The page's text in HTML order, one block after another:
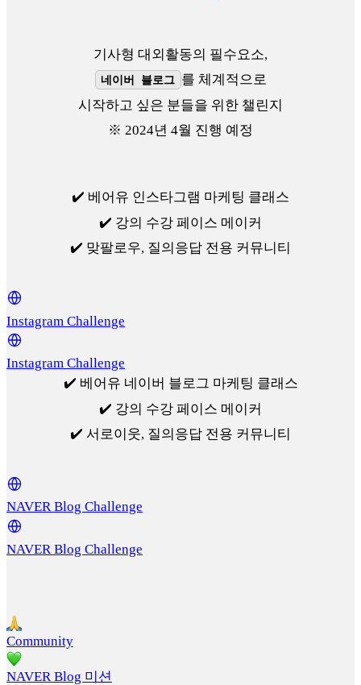
기사형 대외활동의 필수요소,
네이버 블로그 를 체계적으로
시작하고 싶은 분들을 위한 챌린지
※ 2024년 4월 진행 예정
✔️ 베어유 인스타그램 마케팅 클래스
✔️ 강의 수강 페이스 메이커
✔️ 맞팔로우, 질의응답 전용 커뮤니티
Instagram Challenge
Instagram Challenge
✔️ 베어유 네이버 블로그 마케팅 클래스
✔️ 강의 수강 페이스 메이커
✔️ 서로이웃, 질의응답 전용 커뮤니티
NAVER Blog Challenge
NAVER Blog Challenge
Community
NAVER Blog 미션